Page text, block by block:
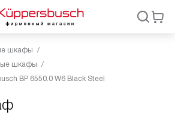
шкафы
шкафы
BP 6550.0 W6 Black Steel